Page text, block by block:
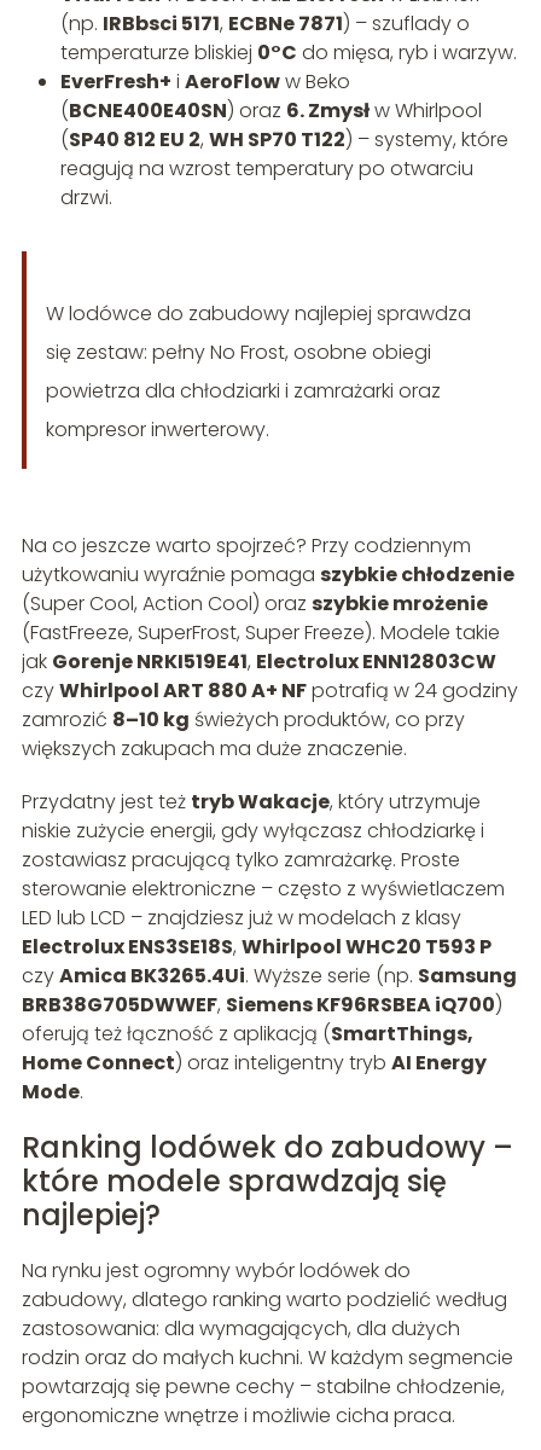
(np. IRBbsci 5171, ECBNe 7871) – szuflady o
temperaturze bliskiej 0°C do mięsa, ryb i warzyw.
EverFresh+ i AeroFloww Beko
(BCNE400E40SN) oraz 6. Zmysłw Whirlpool
(SP40 812 EU 2, WH SP70 T122) – systemy, które
reagują na wzrost temperatury po otwarciu
drzwi.
W lodówce do zabudowy najlepiej sprawdza
się zestaw: pełny No Frost, osobne obiegi
powietrza dla chłodziarki i zamrażarki oraz
kompresor inwerterowy.
Na co jeszcze warto spojrzeć? Przy codziennym
użytkowaniu wyraźnie pomaga szybkie chłodzenie
(Super Cool, Action Cool) oraz szybkie mrożenie
(FastFreeze, SuperFrost, Super Freeze). Modele takie
jak Gorenje NRKI519E41, Electrolux ENN12803CW
czyWhirlpool ART 880 A+ NFpotrafią w 24 godziny
zamrozić 8–10 kg świeżych produktów, co przy
większych zakupach ma duże znaczenie.
Przydatny jest też tryb Wakacje, który utrzymuje
niskie zużycie energii, gdy wyłączasz chłodziarkę i
zostawiasz pracującą tylko zamrażarkę. Proste
sterowanie elektroniczne – często z wyświetlaczem
LED lub LCD – znajdziesz już w modelach z klasy
Electrolux ENS3SE18S, Whirlpool WHC20 T593 P
czyAmica BK3265.4Ui. Wyższe serie (np. Samsung
BRB38G705DWWEF, Siemens KF96RSBEA iQ700)
oferują też łączność z aplikacją (SmartThings,
Home Connect) oraz inteligentny tryb AI Energy
Mode.
Ranking lodówek do zabudowy –
które modele sprawdzają się
najlepiej?
Na rynku jest ogromny wybór lodówek do
zabudowy, dlatego ranking warto podzielić według
zastosowania: dla wymagających, dla dużych
rodzin oraz do małych kuchni. W każdym segmencie
powtarzają się pewne cechy – stabilne chłodzenie,
ergonomiczne wnętrze i możliwie cicha praca.